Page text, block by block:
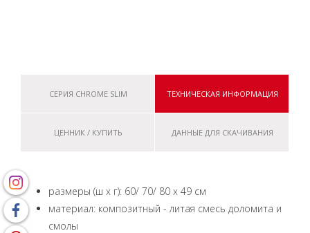
СЕРИЯ CHROME SLIM ТЕХНИЧЕСКАЯ ИНФОРМАЦИЯ
ЦЕННИК / КУПИТЬ ДАННЫЕ ДЛЯ СКАЧИВАНИЯ
размеры (ш x г): 60/ 70/ 80 x 49 см
материал: композитный - литая смесь доломита и
смолы